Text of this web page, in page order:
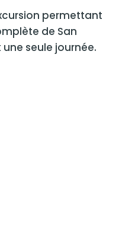
permettant
de San
seule journée.